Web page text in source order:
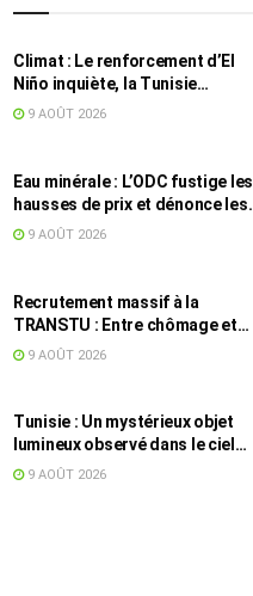
Climat : Le renforcement d’El
Niño inquiète, la Tunisie
concernée
9 AOÛT 2026
Eau minérale : L’ODC fustige les
hausses de prix et dénonce les
profiteurs de la pénurie
9 AOÛT 2026
Recrutement massif à la
TRANSTU : Entre chômage et
masse salariale, le difficile
9 AOÛT 2026
Tunisie : Un mystérieux objet
lumineux observé dans le ciel
intrigue les internautes
9 AOÛT 2026